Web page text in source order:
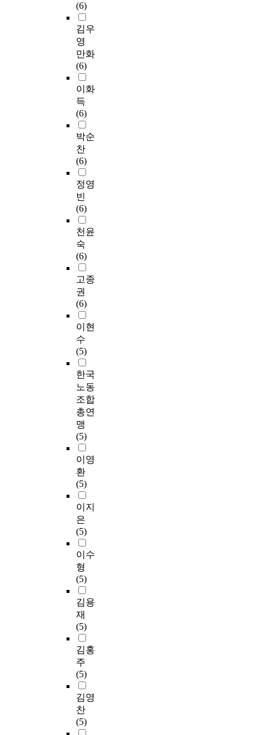
(6)
김우
영
만화
(6)
이화
득
(6)
박순
찬
(6)
정영
빈
(6)
천윤
숙
(6)
고종
권
(6)
이현
수
(5)
한국
노동
조합
총연
맹
(5)
이영
환
(5)
이지
은
(5)
이수
형
(5)
김용
재
(5)
김홍
주
(5)
김영
찬
(5)